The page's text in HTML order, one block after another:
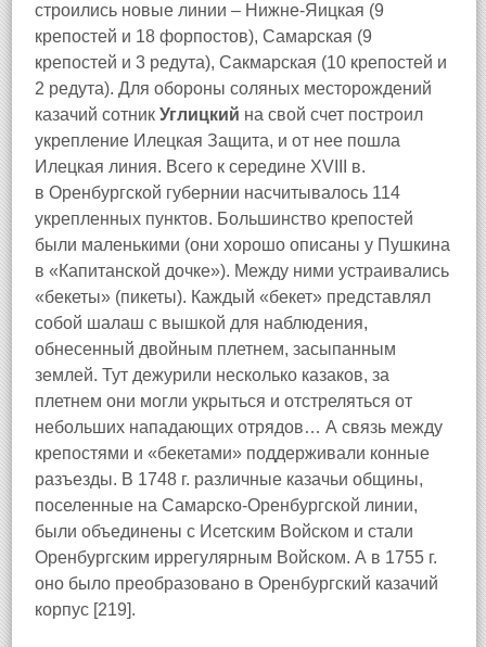
строились новые линии – Нижне-Яицкая (9
крепостей и 18 форпостов), Самарская (9
крепостей и 3 редута), Сакмарская (10 крепостей и
2 редута). Для обороны соляных месторождений
казачий сотник Углицкий на свой счет построил
укрепление Илецкая Защита, и от нее пошла
Илецкая линия. Всего к середине XVIII в.
в Оренбургской губернии насчитывалось 114
укрепленных пунктов. Большинство крепостей
были маленькими (они хорошо описаны у Пушкина
в «Капитанской дочке»). Между ними устраивались
«бекеты» (пикеты). Каждый «бекет» представлял
собой шалаш с вышкой для наблюдения,
обнесенный двойным плетнем, засыпанным
землей. Тут дежурили несколько казаков, за
плетнем они могли укрыться и отстреляться от
небольших нападающих отрядов… А связь между
крепостями и «бекетами» поддерживали конные
разъезды. В 1748 г. различные казачьи общины,
поселенные на Самарско-Оренбургской линии,
были объединены с Исетским Войском и стали
Оренбургским иррегулярным Войском. А в 1755 г.
оно было преобразовано в Оренбургский казачий
корпус [219].